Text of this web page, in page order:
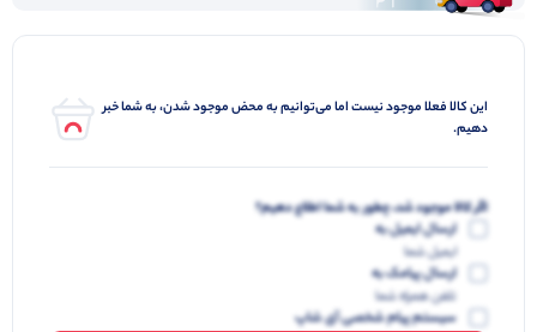
این کالا فعلا موجود نیست اما می‌توانیم به محض موجود شدن، به شما خبر
دهیم.
اگر کالا موجود شد، چطور به شما اطلاع دهیم؟
ارسال ایمیل به
ایمیل شما
ارسال پیامک به
تلفن همراه شما
سیستم پیام شخصی آی شاپ